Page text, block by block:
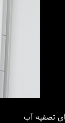
تصفیه آب